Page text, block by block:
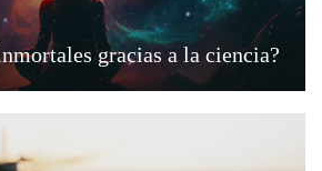
gracias a la ciencia?